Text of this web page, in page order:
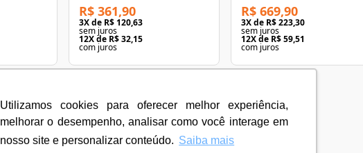
Utilizamos cookies para oferecer melhor experiência,
melhorar o desempenho, analisar como você interage em
nosso site e personalizar conteúdo. Saiba mais
R$ 361,90
3X de R$ 120,63
sem juros
12X de R$ 32,15
com juros
R$ 669,90
3X de R$ 223,30
sem juros
12X de R$ 59,51
com juros